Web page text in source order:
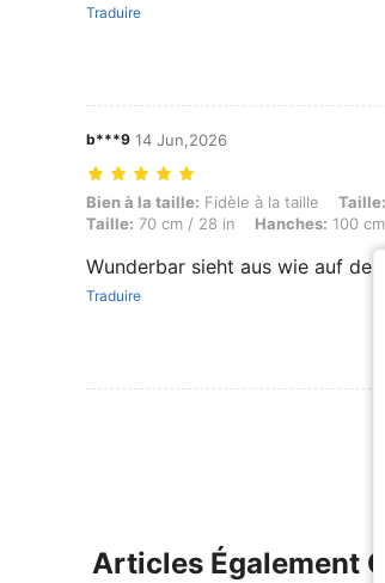
Traduire
b***9 14 Jun,2026
Bien à la taille: Fidèle à la taille, Taille: 167
Bien à la taille: Fidèle à la taille Taille:
Taille: 70 cm / 28 in Hanches: 100
Wunderbar sieht aus wie auf der
Traduire
Articles Également